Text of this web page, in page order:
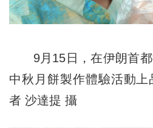
9月15日，在伊朗首都
中秋月餅製作體驗活動
者 沙達提 攝